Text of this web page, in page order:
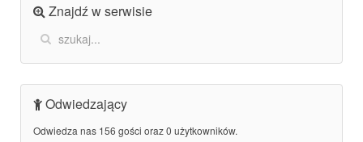
Znajdź w serwisie
Odwiedzający
Odwiedza nas 156 gości oraz 0 użytkowników.